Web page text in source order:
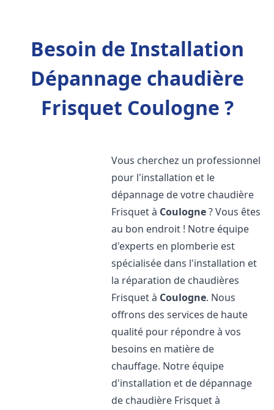
Besoin de Installation
Dépannage chaudière
Frisquet Coulogne ?
Vous cherchez un professionnel
pour l'installation et le
dépannage de votre chaudière
Frisquet à Coulogne? Vous êtes
au bon endroit ! Notre équipe
d'experts en plomberie est
spécialisée dans l'installation et
la réparation de chaudières
Frisquet à Coulogne. Nous
offrons des services de haute
qualité pour répondre à vos
besoins en matière de
chauffage. Notre équipe
d'installation et de dépannage
de chaudière Frisquet à